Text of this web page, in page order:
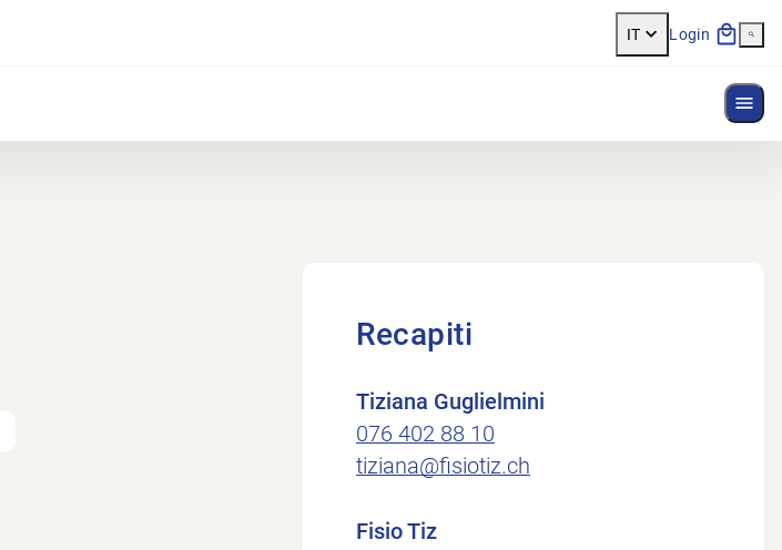
IT Login
Recapiti
Tiziana Guglielmini
076 402 88 10
tiziana@fisiotiz.ch
Fisio Tiz